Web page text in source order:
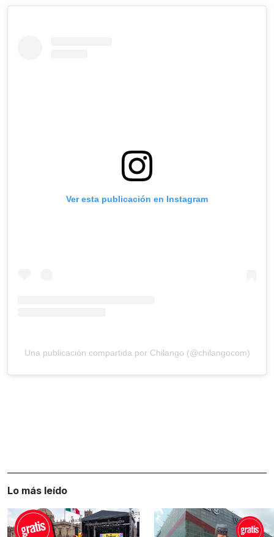
Ver esta publicación en Instagram
Una publicación compartida por Chilango (@chilangocom)
Lo más leído